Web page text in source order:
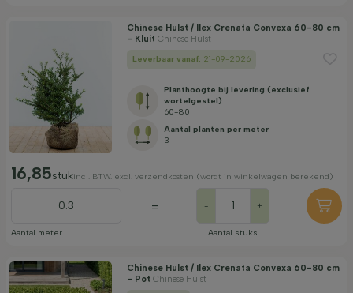
Chinese Hulst / Ilex Crenata Convexa 60-80 cm
- Kluit Chinese Hulst
Leverbaar vanaf: 21-09-2026
Planthoogte bij levering (exclusief
wortelgestel)
60-80
Aantal planten per meter
3
16,85stukincl. BTW. excl. verzendkosten (wordt in winkelwagen berekend)
Aantal meter
= - +
Aantal stuks
Chinese Hulst / Ilex Crenata Convexa 60-80 cm
- Pot Chinese Hulst